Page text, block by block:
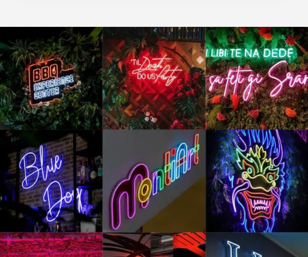
mogelijkheid je eigen ontwerp te maken met
behulp van onze geavanceerde Neon Sign
configurator. Je kunt jouw ontwerp inladen en in
formaat en kleur aanpassen. De prijs van jouw Neon
lampen is direct zichtbaar!